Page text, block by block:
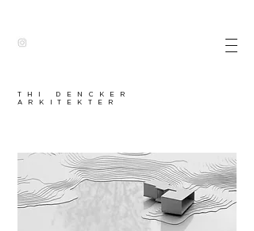
thI dencker
arkitekter